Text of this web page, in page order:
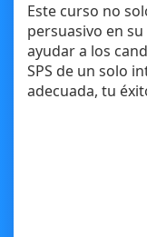
Este curso no
persuasivo en
ayudar a los
SPS de un solo
adecuada, tu